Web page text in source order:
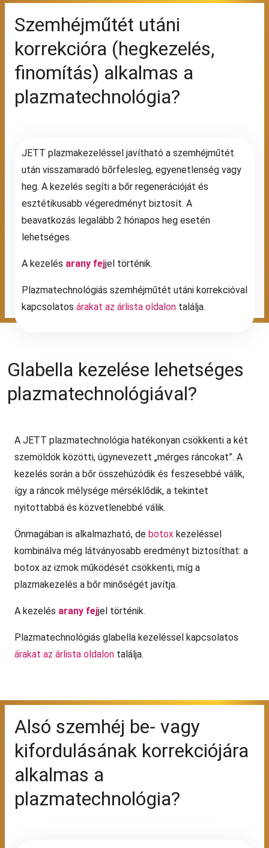
Szemhéjműtét utáni
korrekcióra (hegkezelés,
finomítás) alkalmas a
plazmatechnológia?
JETT plazmakezeléssel javítható a szemhéjműtét
után visszamaradó bőrfelesleg, egyenetlenség vagy
heg. A kezelés segíti a bőr regenerációját és
esztétikusabb végeredményt biztosít. A
beavatkozás legalább 2 hónapos heg esetén
lehetséges.
A kezelés arany fejjel történik.
Plazmatechnológiás szemhéjműtét utáni korrekcióval
kapcsolatos árakat az árlista oldalon találja.
Glabella kezelése lehetséges
plazmatechnológiával?
A JETT plazmatechnológia hatékonyan csökkenti a két
szemöldök közötti, úgynevezett „mérges ráncokat”. A
kezelés során a bőr összehúzódik és feszesebbé válik,
így a ráncok mélysége mérséklődik, a tekintet
nyitottabbá és közvetlenebbé válik.
Önmagában is alkalmazható, de botox kezeléssel
kombinálva még látványosabb eredményt biztosíthat: a
botox az izmok működését csökkenti, míg a
plazmakezelés a bőr minőségét javítja.
A kezelés arany fejjel történik.
Plazmatechnológiás glabella kezeléssel kapcsolatos
árakat az árlista oldalon találja.
Alsó szemhéj be- vagy
kifordulásának korrekciójára
alkalmas a
plazmatechnológia?